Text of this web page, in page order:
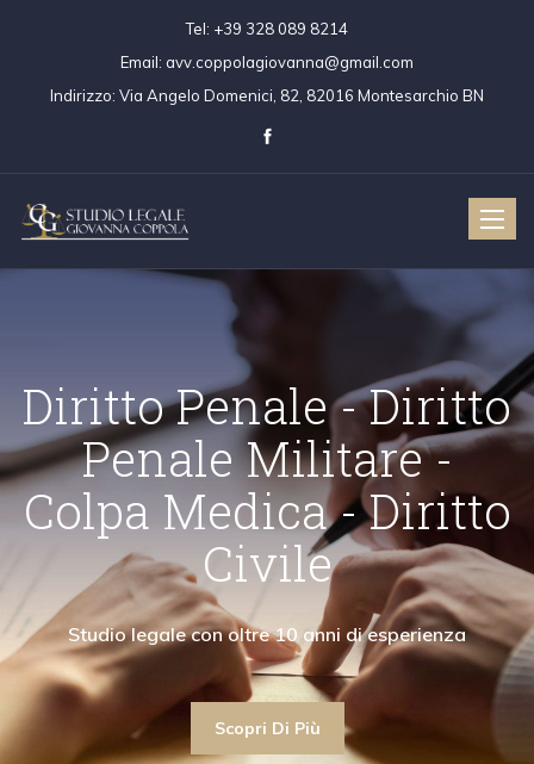
Tel: +39 328 089 8214
Email: avv.coppolagiovanna@gmail.com
Indirizzo: Via Angelo Domenici, 82, 82016 Montesarchio BN
Toggle
Civile
"Collaboro con avvocati civilisti garantendo la
assistenza anche nell'ambito del diritto civile"
Scopri Di Più
Diritto Penale -
Penale Militare
Colpa Medica -
Civile
Studio legale con oltre 10
Diritto Penale
"La mia attività di avvocato ruota attorno ai
contenziosi e alle consulenze in diritto penale"
Scopri Di Più
Colpa MedicaDiritto Penale
Scopri Di Più
"Collaboro con
massima
Scopri Di Più